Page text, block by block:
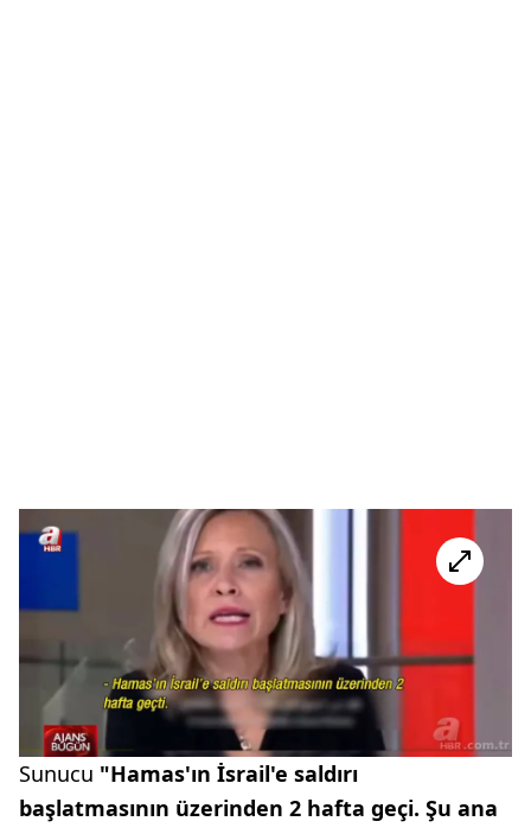
Sunucu "Hamas'ın İsrail'e saldırı
başlatmasının üzerinden 2 hafta geçi. Şu ana